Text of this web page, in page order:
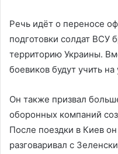
Речь идёт о переносе
подготовки солдат ВСУ
территорию Украины.
боевиков будут учить
Он также призвал
оборонных компаний
После поездки в Киев
разговаривал с